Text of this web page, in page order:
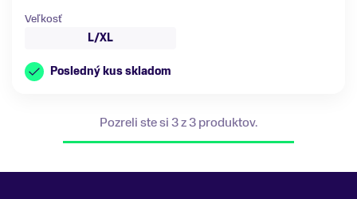
Veľkosť
L/XL
Posledný kus skladom
Pozreli ste si 3 z 3 produktov.